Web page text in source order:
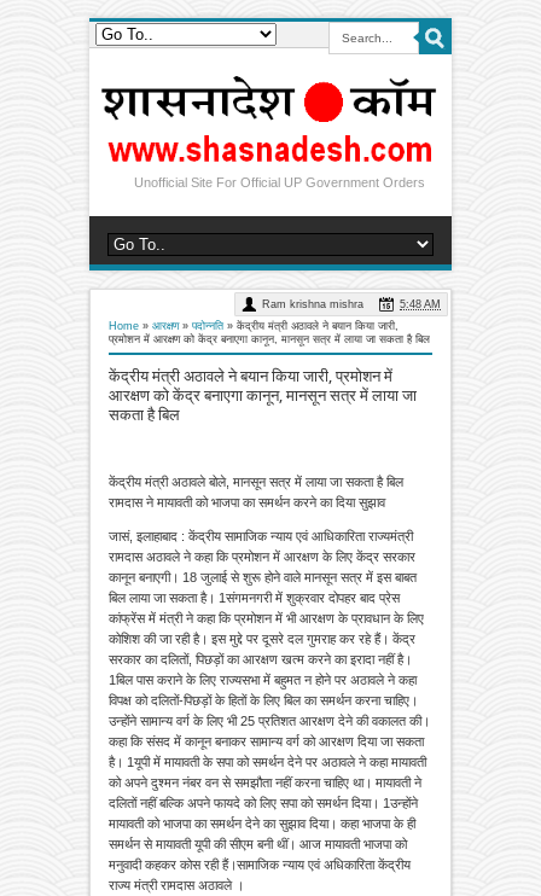
Unofficial Site For Official UP Government Orders
Home » आरक्षण» पदोन्नति » केंद्रीय मंत्री अठावले ने बयान किया जारी,
प्रमोशन में आरक्षण को केंद्र बनाएगा कानून, मानसून सत्र में लाया जा सकता है बिल
केंद्रीय मंत्री अठावले ने बयान किया जारी, प्रमोशन में
आरक्षण को केंद्र बनाएगा कानून, मानसून सत्र में लाया जा
सकता है बिल
Ram krishna mishra 5:48 AM
केंद्रीय मंत्री अठावले बोले, मानसून सत्र में लाया जा सकता है बिल
रामदास ने मायावती को भाजपा का समर्थन करने का दिया सुझाव
जासं, इलाहाबाद : केंद्रीय सामाजिक न्याय एवं आधिकारिता राज्यमंत्री
रामदास अठावले ने कहा कि प्रमोशन में आरक्षण के लिए केंद्र सरकार
कानून बनाएगी। 18 जुलाई से शुरू होने वाले मानसून सत्र में इस बाबत
बिल लाया जा सकता है। 1संगमनगरी में शुक्रवार दोपहर बाद प्रेस
कांफ्रेंस में मंत्री ने कहा कि प्रमोशन में भी आरक्षण के प्रावधान के लिए
कोशिश की जा रही है। इस मुद्दे पर दूसरे दल गुमराह कर रहे हैं। केंद्र
सरकार का दलितों, पिछड़ों का आरक्षण खत्म करने का इरादा नहीं है।
1बिल पास कराने के लिए राज्यसभा में बहुमत न होने पर अठावले ने कहा
विपक्ष को दलितों-पिछड़ों के हितों के लिए बिल का समर्थन करना चाहिए।
उन्होंने सामान्य वर्ग के लिए भी 25 प्रतिशत आरक्षण देने की वकालत की।
कहा कि संसद में कानून बनाकर सामान्य वर्ग को आरक्षण दिया जा सकता
है। 1यूपी में मायावती के सपा को समर्थन देने पर अठावले ने कहा मायावती
को अपने दुश्मन नंबर वन से समझौता नहीं करना चाहिए था। मायावती ने
दलितों नहीं बल्कि अपने फायदे को लिए सपा को समर्थन दिया। 1उन्होंने
मायावती को भाजपा का समर्थन देने का सुझाव दिया। कहा भाजपा के ही
समर्थन से मायावती यूपी की सीएम बनी थीं। आज मायावती भाजपा को
मनुवादी कहकर कोस रही हैं।सामाजिक न्याय एवं अधिकारिता केंद्रीय
राज्य मंत्री रामदास अठावले ।